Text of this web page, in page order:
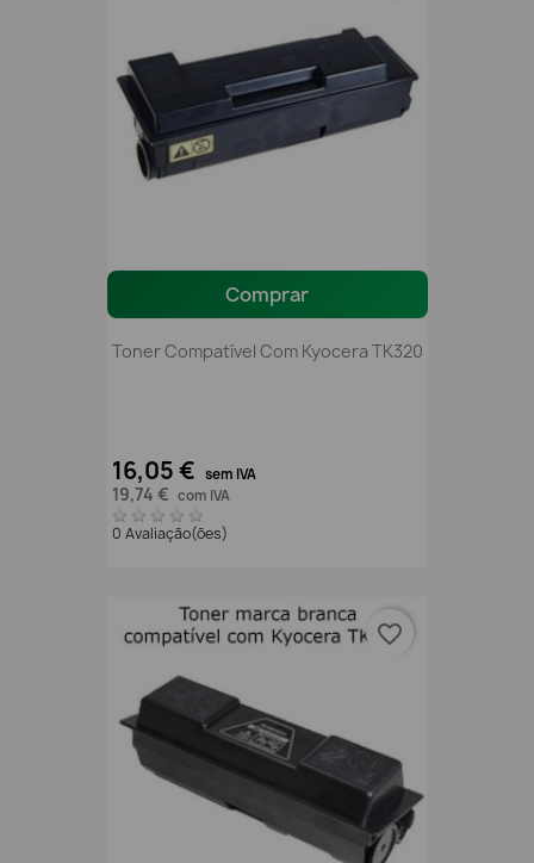
Comprar
Toner Compatível Com Kyocera TK320
16,05 € sem IVA
19,74 € com IVA
0 Avaliação(ões)
favorite_border